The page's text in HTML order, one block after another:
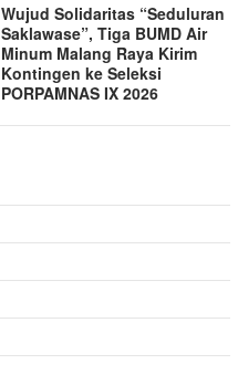
Wujud Solidaritas “Seduluran
Saklawase”, Tiga BUMD Air
Minum Malang Raya Kirim
Kontingen ke Seleksi
PORPAMNAS IX 2026